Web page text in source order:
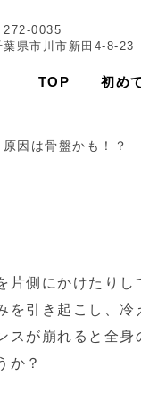
272-0035
葉県市川市新田4-8-23
TOP 初め
因は骨盤かも！？
側にかけたりし
を引き起こし、
が崩れると全身
か？